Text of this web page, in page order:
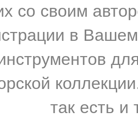
со своим
в
так есть и